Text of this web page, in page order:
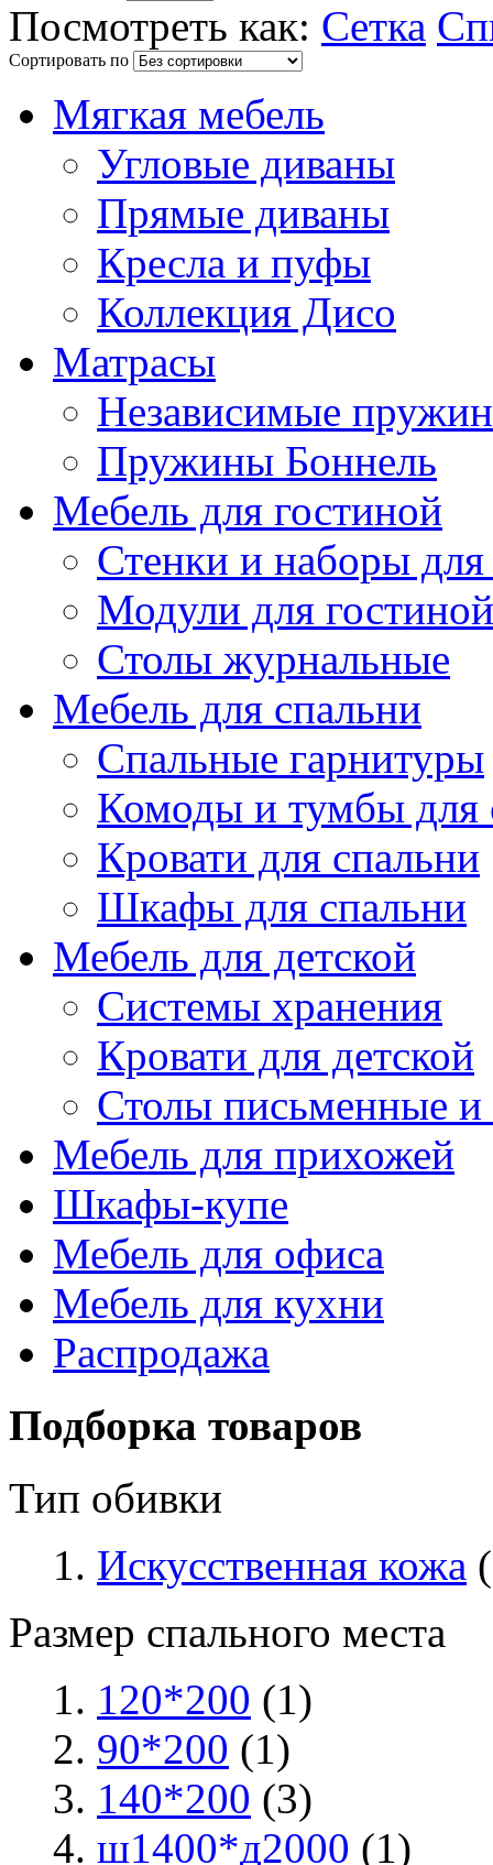
Посмотреть как: Сетка
Сортировать по
Мягкая мебель
Угловые диваны
Прямые диваны
Кресла и пуфы
Коллекция Дисо
Матрасы
Независимые
Пружины Боннель
Мебель для гостиной
Стенки и наборы для
Модули для гостиной
Столы журнальные
Мебель для спальни
Спальные гарнитуры
Комоды и тумбы для
Кровати для спальни
Шкафы для спальни
Мебель для детской
Системы хранения
Кровати для детской
Столы письменные
Мебель для прихожей
Шкафы-купе
Мебель для офиса
Мебель для кухни
Распродажа
Подборка товаров
Тип обивки
Искусственная кожа
Размер спального места
120*200 (1)
90*200 (1)
140*200 (3)
ш1400*д2000 (1)